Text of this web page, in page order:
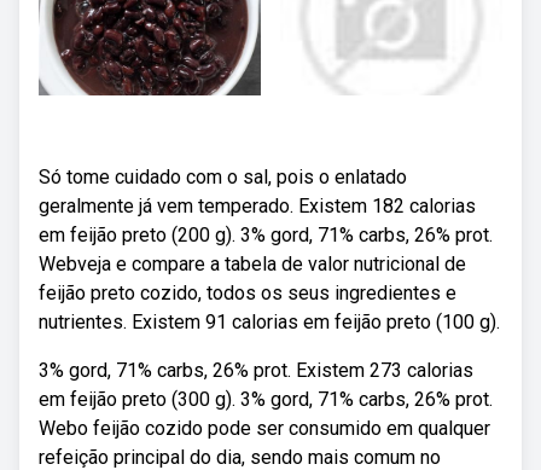
Só tome cuidado com o sal, pois o enlatado
geralmente já vem temperado. Existem 182 calorias
em feijão preto (200 g). 3% gord, 71% carbs, 26% prot.
Webveja e compare a tabela de valor nutricional de
feijão preto cozido, todos os seus ingredientes e
nutrientes. Existem 91 calorias em feijão preto (100 g).
3% gord, 71% carbs, 26% prot. Existem 273 calorias
em feijão preto (300 g). 3% gord, 71% carbs, 26% prot.
Webo feijão cozido pode ser consumido em qualquer
refeição principal do dia, sendo mais comum no